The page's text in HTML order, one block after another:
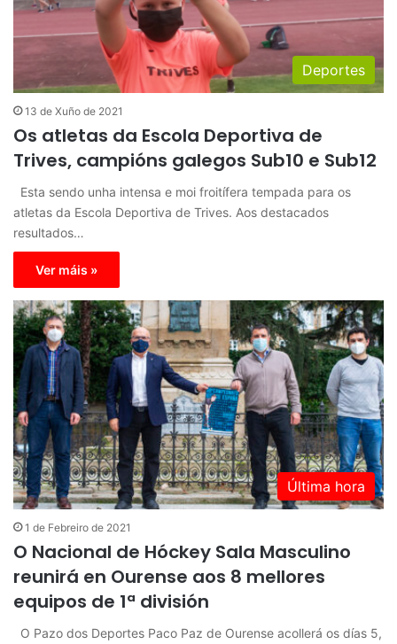
Deportes
13 de Xuño de 2021
Os atletas da Escola Deportiva de
Trives, campións galegos Sub10 e Sub12
Esta sendo unha intensa e moi froitífera tempada para os
atletas da Escola Deportiva de Trives. Aos destacados
resultados…
Ver máis »
Última hora
1 de Febreiro de 2021
O Nacional de Hóckey Sala Masculino
reunirá en Ourense aos 8 mellores
equipos de 1ª división
O Pazo dos Deportes Paco Paz de Ourense acollerá os días 5,